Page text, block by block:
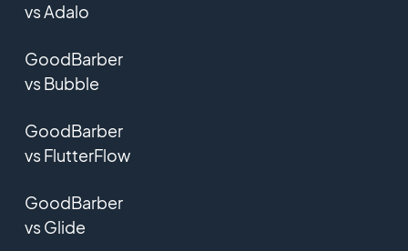
vs Adalo
GoodBarber
vs Bubble
GoodBarber
vs FlutterFlow
GoodBarber
vs Glide